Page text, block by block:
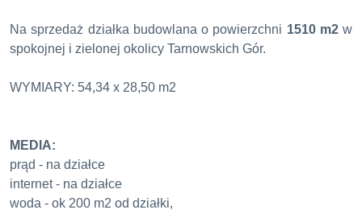
Na sprzedaż działka budowlana o powierzchni 1510 m2w
spokojnej i zielonej okolicy Tarnowskich Gór.
WYMIARY: 54,34 x 28,50 m2
MEDIA:
prąd - na działce
internet - na działce
woda - ok 200 m2 od działki,